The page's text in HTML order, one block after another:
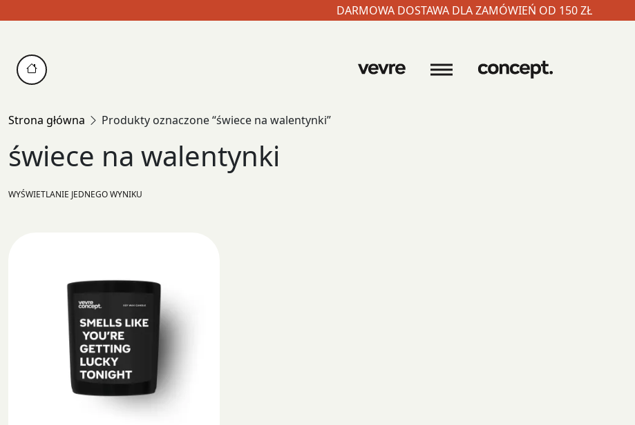
DARMOWA DOSTAWA DLA ZAMÓWIEŃ OD 150 ZŁ
content
Strona główna Produkty oznaczone “świece na walentynki”
świece na walentynki
WYŚWIETLANIE JEDNEGO WYNIKU